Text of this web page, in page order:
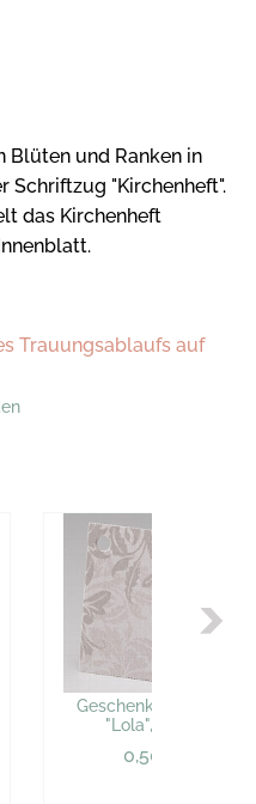
Blüten und Ranken in
Schriftzug "Kirchenheft".
das Kirchenheft
Trauungsablaufs auf
Geschenkanhänger
"Lola", 10 St.
0,50 €